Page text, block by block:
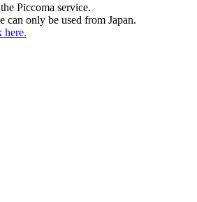
Piccoma service.
can only be used from Japan.
here.